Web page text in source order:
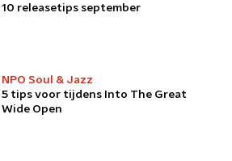
10 releasetips september
NPO Soul & Jazz
5 tips voor tijdens Into The Great
Wide Open